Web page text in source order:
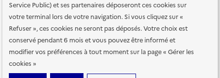
Service Public) et ses partenaires déposeront ces cookies sur
votre terminal lors de votre navigation. Si vous cliquez sur «
Refuser », ces cookies ne seront pas déposés. Votre choix est
conservé pendant 6 mois et vous pouvez être informé et
modifier vos préférences à tout moment sur la page « Gérer les
cookies »
Plan du site Accessibilité : totalement conforme
Accessibilité des
services en ligne Mentions légales Données personnelles et sécurité
Conditions générales d'utilisation Gestion des cookies